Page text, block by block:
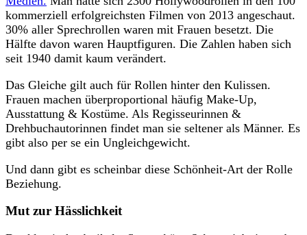
kommerziell erfolgreichsten Filmen von 2013 angeschaut.
30% aller Sprechrollen waren mit Frauen besetzt. Die
Hälfte davon waren Hauptfiguren. Die Zahlen haben sich
seit 1940 damit kaum verändert.
Das Gleiche gilt auch für Rollen hinter den Kulissen.
Frauen machen überproportional häufig Make-Up,
Ausstattung & Kostüme. Als Regisseurinnen &
Drehbuchautorinnen findet man sie seltener als Männer. Es
gibt also per se ein Ungleichgewicht.
Und dann gibt es scheinbar diese Schönheit-Art der Rolle
Beziehung.
Mut zur Hässlichkeit